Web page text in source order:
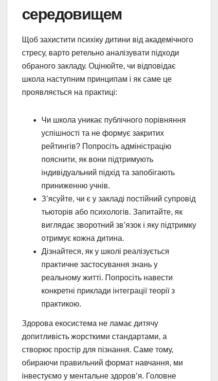
середовищем
Щоб захистити психіку дитини від академічного
стресу, варто ретельно аналізувати підходи
обраного закладу. Оцінюйте, чи відповідає
школа наступним принципам і як саме це
проявляється на практиці:
Чи школа уникає публічного порівняння
успішності та не формує закритих
рейтингів? Попросіть адміністрацію
пояснити, як вони підтримують
індивідуальний підхід та запобігають
приниженню учнів.
З’ясуйте, чи є у закладі постійний супровід
тьюторів або психологів. Запитайте, як
виглядає зворотний зв’язок і яку підтримку
отримує кожна дитина.
Дізнайтеся, як у школі реалізується
практичне застосування знань у
реальному житті. Попросіть навести
конкретні приклади інтеграції теорії з
практикою.
Здорова екосистема не ламає дитячу
допитливість жорсткими стандартами, а
створює простір для пізнання. Саме тому,
обираючи правильний формат навчання, ми
інвестуємо у ментальне здоров’я. Головне